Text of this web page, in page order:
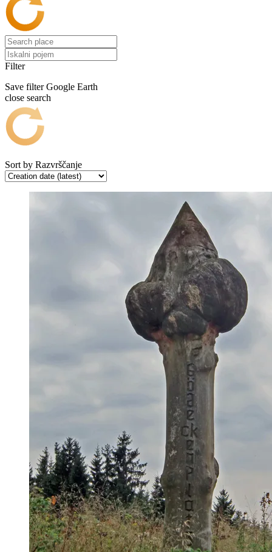
Filter
Save filter Google Earth
close search
Sort by Razvrščanje